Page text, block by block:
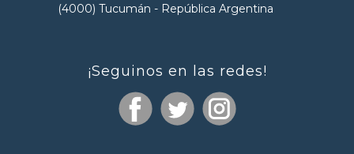
(4000) Tucumán - República Argentina
¡Seguinos en las redes!